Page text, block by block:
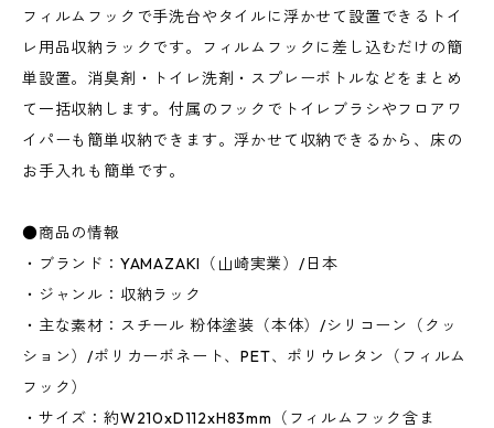
フィルムフックで手洗台やタイルに浮かせて設置できるトイ
レ用品収納ラックです。フィルムフックに差し込むだけの簡
単設置。消臭剤・トイレ洗剤・スプレーボトルなどをまとめ
て一括収納します。付属のフックでトイレブラシやフロアワ
イパーも簡単収納できます。浮かせて収納できるから、床の
お手入れも簡単です。
●商品の情報
・ブランド：YAMAZAKI（山崎実業）/日本
・ジャンル：収納ラック
・主な素材：スチール 粉体塗装（本体）/シリコーン（クッ
ション）/ポリカーボネート、PET、ポリウレタン（フィルム
フック）
・サイズ：約W210xD112xH83mm（フィルムフック含ま